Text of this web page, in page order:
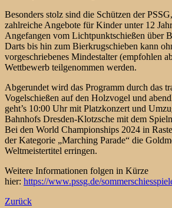
Besonders stolz sind die Schützen der
zahlreiche Angebote für Kinder unter 12
Angefangen vom Lichtpunktschießen über
Darts bis hin zum Bierkrugschieben kann
vorgeschriebenes Mindestalter (empfohlen
Wettbewerb teilgenommen werden.
Abgerundet wird das Programm durch das
Vogelschießen auf den Holzvogel und
geht’s 10:00 Uhr mit Platzkonzert und
Bahnhofs Dresden-Klotzsche mit dem
Bei den World Championships 2024 in
der Kategorie „Marching Parade“ die
Weltmeistertitel erringen.
Weitere Informationen folgen in Kürze
hier: https://www.pssg.de/
Zurück